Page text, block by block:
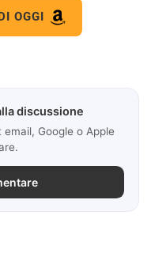
OGGI
discussione
Google o Apple